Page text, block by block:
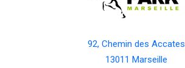
92, Chemin des Accates
13011 Marseille